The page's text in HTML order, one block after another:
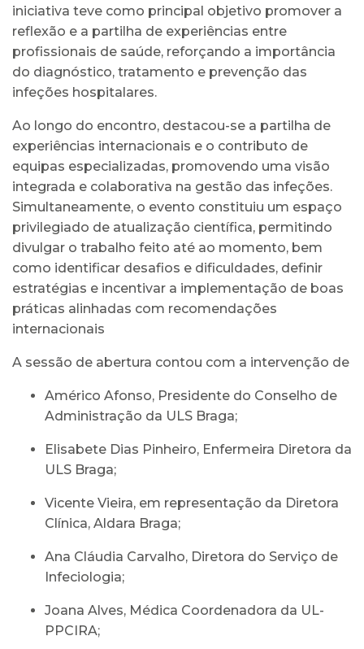
iniciativa teve como principal objetivo promover a
reflexão e a partilha de experiências entre
profissionais de saúde, reforçando a importância
do diagnóstico, tratamento e prevenção das
infeções hospitalares.
Ao longo do encontro, destacou-se a partilha de
experiências internacionais e o contributo de
equipas especializadas, promovendo uma visão
integrada e colaborativa na gestão das infeções.
Simultaneamente, o evento constituiu um espaço
privilegiado de atualização científica, permitindo
divulgar o trabalho feito até ao momento, bem
como identificar desafios e dificuldades, definir
estratégias e incentivar a implementação de boas
práticas alinhadas com recomendações
internacionais
A sessão de abertura contou com a intervenção de
Américo Afonso, Presidente do Conselho de
Administração da ULS Braga;
Elisabete Dias Pinheiro, Enfermeira Diretora da
ULS Braga;
Vicente Vieira, em representação da Diretora
Clínica, Aldara Braga;
Ana Cláudia Carvalho, Diretora do Serviço de
Infeciologia;
Joana Alves, Médica Coordenadora da UL-
PPCIRA;